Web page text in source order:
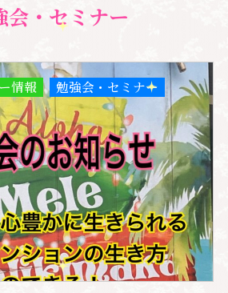
会・セミナー
情報 勉強会・セミナー